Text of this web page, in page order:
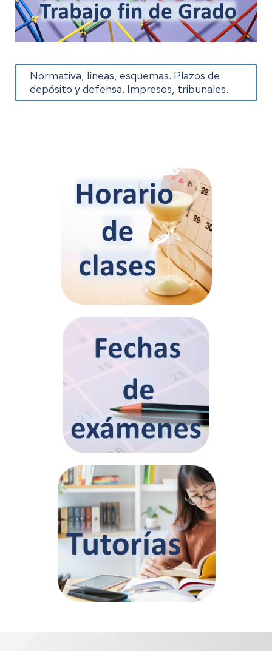
Normativa, líneas, esquemas. Plazos de
depósito y defensa. Impresos, tribunales.